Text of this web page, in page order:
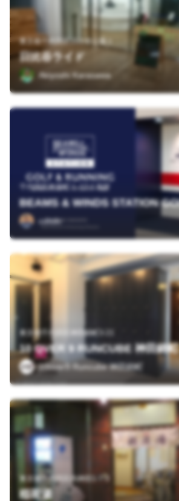
東京都千代田区日比谷公園１
日比谷ライド
Akiyoshi Karasawa
千代田区有楽町１-12-1 B2F
cdttdc
東京都千代田区神田錦町3-21
10 OVER 9 RUNCUBE 神田錦町
10over9 Runcube 神田錦町
東京都千代田区内神田1-7-3
稲荷湯